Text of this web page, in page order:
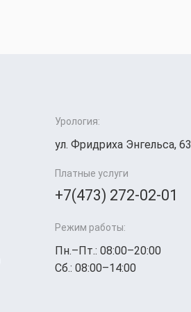
Урология:
ул. Фридриха Энгельса, 63
Платные услуги
+7(473) 272-02-01
Режим работы:
Пн.–Пт.: 08:00–20:00
Сб.: 08:00–14:00